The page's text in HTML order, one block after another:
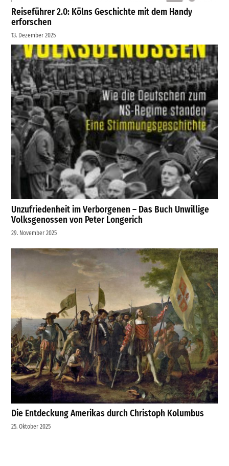
Reiseführer 2.0: Kölns Geschichte mit dem Handy
erforschen
13. Dezember 2025
Unzufriedenheit im Verborgenen – Das Buch Unwillige
Volksgenossen von Peter Longerich
29. November 2025
Die Entdeckung Amerikas durch Christoph Kolumbus
25. Oktober 2025